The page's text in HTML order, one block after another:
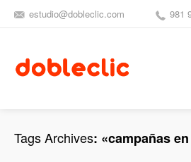
estudio@dobleclic.com 981
Tags Archives «campañas